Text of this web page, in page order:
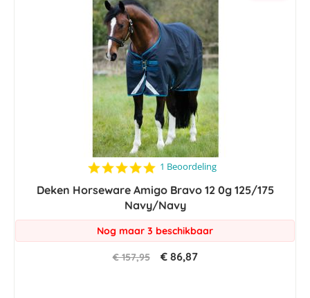
5.0
rating
1 Beoordeling
Deken Horseware Amigo Bravo 12 0g 125/175
Navy/Navy
Nog maar 3 beschikbaar
€ 157,95 € 86,87